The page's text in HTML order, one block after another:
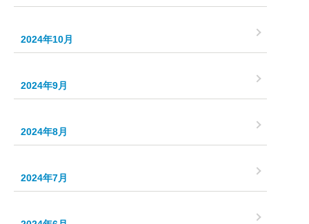
2024年10月
2024年9月
2024年8月
2024年7月